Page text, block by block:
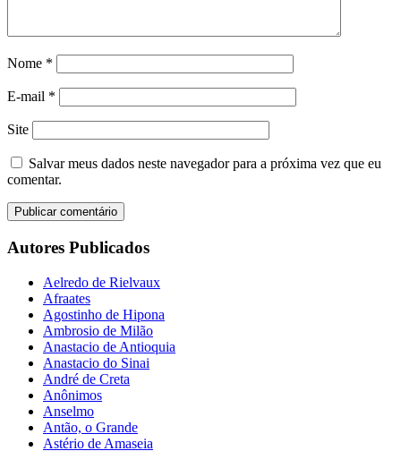
Nome *
E-mail *
Site
Salvar meus dados neste navegador para a próxima vez que eu
comentar.
Autores Publicados
Aelredo de Rielvaux
Afraates
Agostinho de Hipona
Ambrosio de Milão
Anastacio de Antioquia
Anastacio do Sinai
André de Creta
Anônimos
Anselmo
Antão, o Grande
Astério de Amaseia